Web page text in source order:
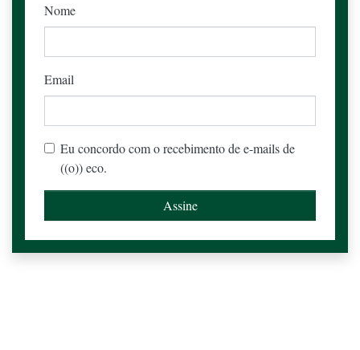
Nome
Email
Eu concordo com o recebimento de e-mails de
((o)) eco.